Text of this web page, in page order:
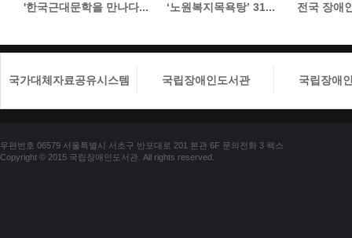
'한국근대문학을 만나다... ‘노원복지목욕탕’ 31... 전국 장애
국가대체자료공유시스템 국립장애인도서관 국립장애
우편번호 06579 서울특별시 서초구 반포대로 201 본관 6F 문의전화 3 팩스
Copyright © 2015 국립장애인도서관. All rights reserved.